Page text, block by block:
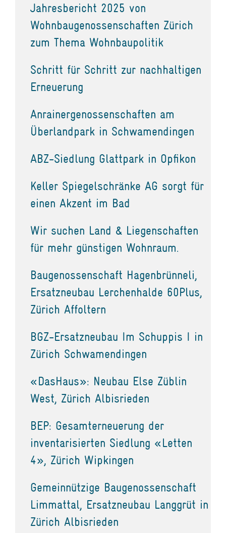
Jahresbericht 2025 von
Wohnbaugenossenschaften Zürich
zum Thema Wohnbaupolitik
Schritt für Schritt zur nachhaltigen
Erneuerung
Anrainergenossenschaften am
Überlandpark in Schwamendingen
ABZ-Siedlung Glattpark in Opfikon
Keller Spiegelschränke AG sorgt für
einen Akzent im Bad
Wir suchen Land & Liegenschaften
für mehr günstigen Wohnraum.
Baugenossenschaft Hagenbrünneli,
Ersatzneubau Lerchenhalde 60Plus,
Zürich Affoltern
BGZ-Ersatzneubau Im Schuppis I in
Zürich Schwamendingen
«DasHaus»: Neubau Else Züblin
West, Zürich Albisrieden
BEP: Gesamterneuerung der
inventarisierten Siedlung «Letten
4», Zürich Wipkingen
Gemeinnützige Baugenossenschaft
Limmattal, Ersatzneubau Langgrüt in
Zürich Albisrieden